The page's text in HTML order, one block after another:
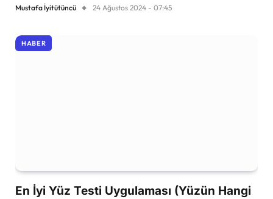
Mustafa İyitütüncü 24 Ağustos 2024 - 07:45
HABER
En İyi Yüz Testi Uygulaması (Yüzün Hangi